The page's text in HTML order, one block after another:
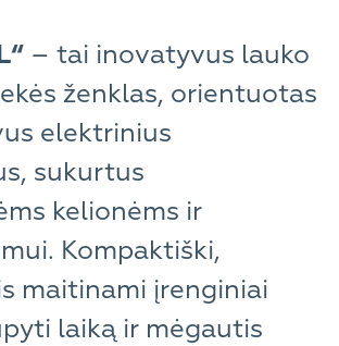
– tai inovatyvus lauko
ženklas, orientuotas
elektrinius
sukurtus
kelionėms ir
Kompaktiški,
maitinami įrenginiai
laiką ir mėgautis